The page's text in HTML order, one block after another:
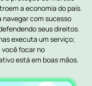
a economia do país.
navegar com sucesso
seus direitos.
executa um serviço;
você focar no
está em boas mãos.